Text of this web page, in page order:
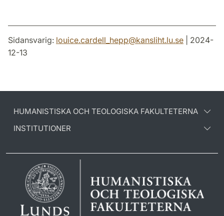
Sidansvarig: louice.cardell_hepp@kansliht.lu.se | 2024-
12-13
HUMANISTISKA OCH TEOLOGISKA FAKULTETERNA
INSTITUTIONER